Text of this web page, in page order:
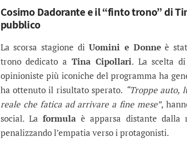
Cosimo Dadorante e il “finto trono” di
pubblico
La scorsa stagione di Uomini e Donneè
trono dedicato a Tina Cipollari. La scelta
opinioniste più iconiche del programma ha
ha ottenuto il risultato sperato. “Troppe auto,
reale che fatica ad arrivare a fine mese”,
social. Laformulaè apparsa distante dalla
penalizzando l’empatia verso i protagonisti.